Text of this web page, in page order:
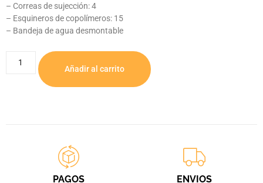
– Correas de sujección: 4
– Esquineros de copolímeros: 15
– Bandeja de agua desmontable
Añadir al carrito
PAGOS ENVIOS